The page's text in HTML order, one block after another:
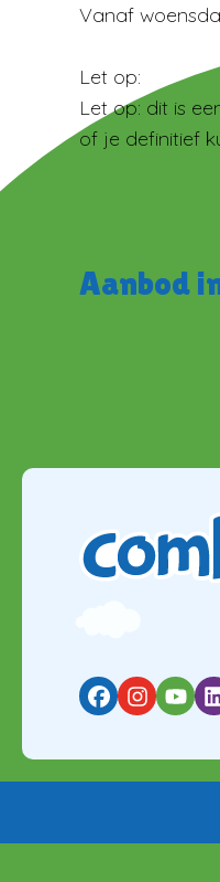
Vanaf
Let op:
Let op: dit is
of je definitief
Aanbod